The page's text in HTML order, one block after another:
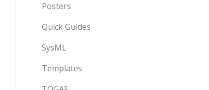
Posters
Quick Guides
SysML
Templates